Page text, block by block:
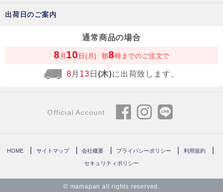
出荷日のご案内
通常商品の場合
8 月 10 日(月) 朝 8 時までのご注文で
8月 13 日 (木)に出荷致します。
Official Account
HOME サイトマップ 会社概要 プライバシーポリシー 利用規約
セキュリティポリシー
© mamapan all rights reserved.